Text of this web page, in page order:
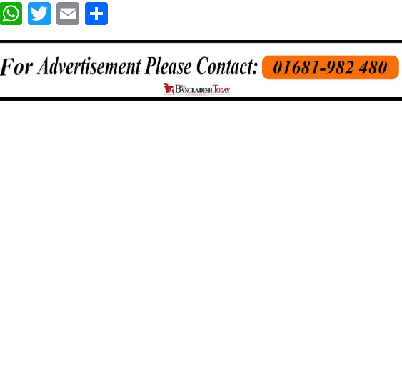
Messenger
WhatsApp
TwitterEmail